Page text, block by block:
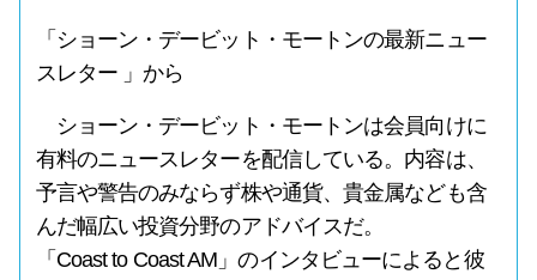
「ショーン・デービット・モートンの最新ニュー
スレター 」から
ショーン・デービット・モートンは会員向けに
有料のニュースレターを配信している。内容は、
予言や警告のみならず株や通貨、貴金属なども含
んだ幅広い投資分野のアドバイスだ。
「Coast to Coast AM」のインタビューによると彼